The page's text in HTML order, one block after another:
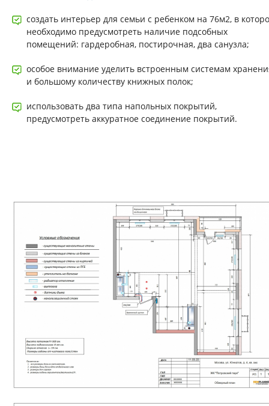
создать интерьер для семьи с ребенком на 76м2, в
необходимо предусмотреть наличие подсобных
помещений: гардеробная, постирочная, два санузла;
особое внимание уделить встроенным системам
и большому количеству книжных полок;
использовать два типа напольных покрытий,
предусмотреть аккуратное соединение покрытий.